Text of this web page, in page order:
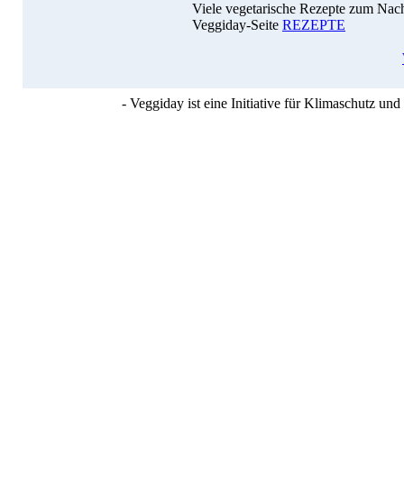
Viele vegetarische Rezepte zum
Veggiday-Seite REZEPTE
- Veggiday ist eine Initiative für Klimaschutz